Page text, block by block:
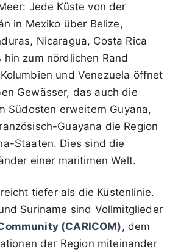
Jede Küste von der
in Mexiko über Belize,
Nicaragua, Costa Rica
hin zum nördlichen Rand
und Venezuela öffnet
Gewässer, das auch die
Südosten erweitern Guyana,
Guayana die Region
Staaten. Dies sind die
einer maritimen Welt.
tiefer als die Küstenlinie.
Suriname sind Vollmitglieder
(CARICOM), dem
der Region miteinander